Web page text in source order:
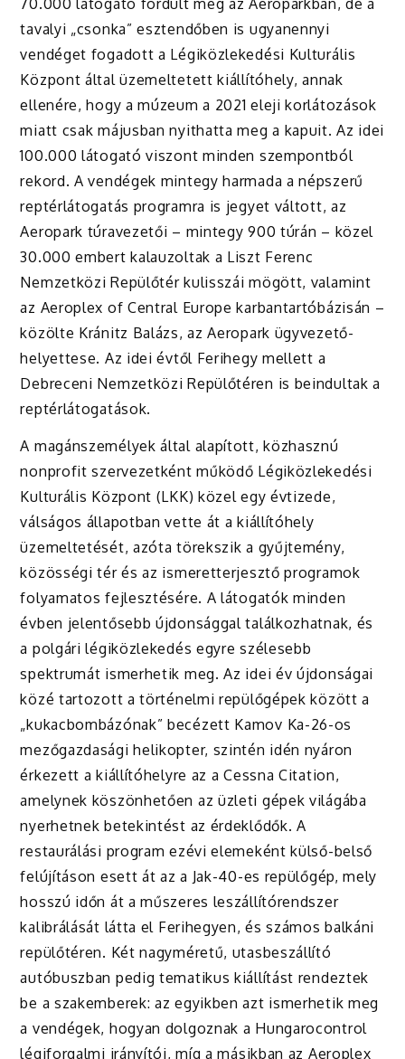
70.000 látogató fordult meg az Aeroparkban, de a
tavalyi „csonka” esztendőben is ugyanennyi
vendéget fogadott a Légiközlekedési Kulturális
Központ által üzemeltetett kiállítóhely, annak
ellenére, hogy a múzeum a 2021 eleji korlátozások
miatt csak májusban nyithatta meg a kapuit. Az idei
100.000 látogató viszont minden szempontból
rekord. A vendégek mintegy harmada a népszerű
reptérlátogatás programra is jegyet váltott, az
Aeropark túravezetői – mintegy 900 túrán – közel
30.000 embert kalauzoltak a Liszt Ferenc
Nemzetközi Repülőtér kulisszái mögött, valamint
az Aeroplex of Central Europe karbantartóbázisán –
közölte Kránitz Balázs, az Aeropark ügyvezető-
helyettese. Az idei évtől Ferihegy mellett a
Debreceni Nemzetközi Repülőtéren is beindultak a
reptérlátogatások.
A magánszemélyek által alapított, közhasznú
nonprofit szervezetként működő Légiközlekedési
Kulturális Központ (LKK) közel egy évtizede,
válságos állapotban vette át a kiállítóhely
üzemeltetését, azóta törekszik a gyűjtemény,
közösségi tér és az ismeretterjesztő programok
folyamatos fejlesztésére. A látogatók minden
évben jelentősebb újdonsággal találkozhatnak, és
a polgári légiközlekedés egyre szélesebb
spektrumát ismerhetik meg. Az idei év újdonságai
közé tartozott a történelmi repülőgépek között a
„kukacbombázónak” becézett Kamov Ka-26-os
mezőgazdasági helikopter, szintén idén nyáron
érkezett a kiállítóhelyre az a Cessna Citation,
amelynek köszönhetően az üzleti gépek világába
nyerhetnek betekintést az érdeklődők. A
restaurálási program ezévi elemeként külső-belső
felújításon esett át az a Jak-40-es repülőgép, mely
hosszú időn át a műszeres leszállítórendszer
kalibrálását látta el Ferihegyen, és számos balkáni
repülőtéren. Két nagyméretű, utasbeszállító
autóbuszban pedig tematikus kiállítást rendeztek
be a szakemberek: az egyikben azt ismerhetik meg
a vendégek, hogyan dolgoznak a Hungarocontrol
légiforgalmi irányítói, míg a másikban az Aeroplex